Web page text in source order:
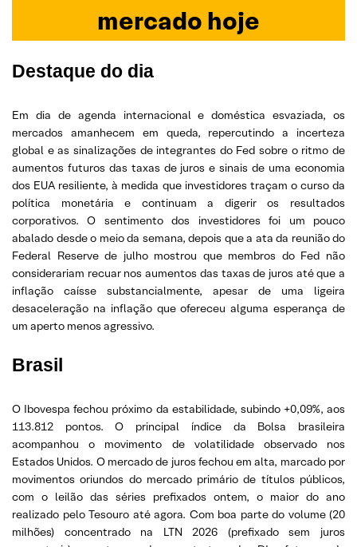
mercado hoje
Destaque do dia
Em dia de agenda internacional e doméstica esvaziada, os
mercados amanhecem em queda, repercutindo a incerteza
global e as sinalizações de integrantes do Fed sobre o ritmo de
aumentos futuros das taxas de juros e sinais de uma economia
dos EUA resiliente, à medida que investidores traçam o curso da
política monetária e continuam a digerir os resultados
corporativos. O sentimento dos investidores foi um pouco
abalado desde o meio da semana, depois que a ata da reunião do
Federal Reserve de julho mostrou que membros do Fed não
considerariam recuar nos aumentos das taxas de juros até que a
inflação caísse substancialmente, apesar de uma ligeira
desaceleração na inflação que ofereceu alguma esperança de
um aperto menos agressivo.
Brasil
O Ibovespa fechou próximo da estabilidade, subindo +0,09%, aos
113.812 pontos. O principal índice da Bolsa brasileira
acompanhou o movimento de volatilidade observado nos
Estados Unidos. O mercado de juros fechou em alta, marcado por
movimentos oriundos do mercado primário de títulos públicos,
com o leilão das séries prefixados ontem, o maior do ano
realizado pelo Tesouro até agora. Com boa parte do volume (20
milhões) concentrado na LTN 2026 (prefixado sem juros